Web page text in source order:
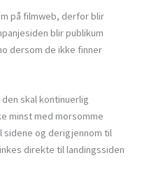
på filmweb, derfor blir
blir publikum
dersom de ikke finner
skal kontinuerlig
minst med morsomme
sidene og derigjennom til
direkte til landingssiden